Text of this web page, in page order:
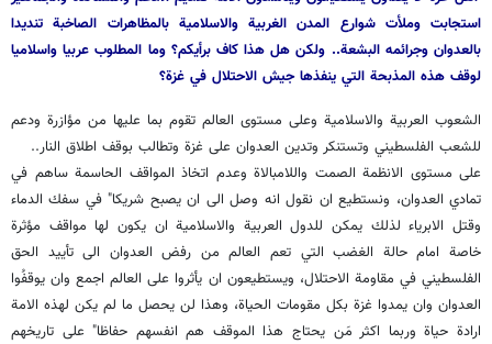
استجابت وملأت شوارع المدن الغربية والاسلامية بالمظاهرات الصاخبة تنديدا
بالعدوان وجرائمه البشعة.. ولكن هل هذا كاف برأيكم؟ وما المطلوب عربيا واسلاميا
لوقف هذه المذبحة التي ينفذها جيش الاحتلال في غزة؟
الشعوب العربية والاسلامية وعلى مستوى العالم تقوم بما عليها من مؤازرة ودعم
للشعب الفلسطيني وتستنكر وتدين العدوان على غزة وتطالب بوقف اطلاق النار..
على مستوى الانظمة الصمت واللامبالاة وعدم اتخاذ المواقف الحاسمة ساهم في
تمادي العدوان، ونستطيع ان نقول انه وصل الى ان يصبح شريكا" في سفك الدماء
وقتل الابرياء لذلك يمكن للدول العربية والاسلامية ان يكون لها مواقف مؤثرة
خاصة امام حالة الغضب التي تعم العالم من رفض العدوان الى تأييد الحق
الفلسطيني في مقاومة الاحتلال، ويستطيعون ان يأثروا على العالم اجمع وان يوقفُوا
العدوان وان يمدوا غزة بكل مقومات الحياة، وهذا لن يحصل ما لم يكن لهذه الامة
ارادة حياة وربما اكثر مَن يحتاج هذا الموقف هم انفسهم حفاظا" على تاريخهم